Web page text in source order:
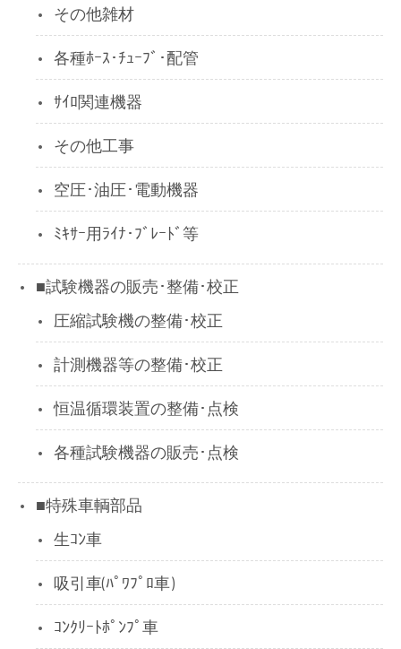
その他雑材
各種ﾎｰｽ･ﾁｭｰﾌﾞ･配管
ｻｲﾛ関連機器
その他工事
空圧･油圧･電動機器
ﾐｷｻｰ用ﾗｲﾅ･ﾌﾞﾚｰﾄﾞ等
■試験機器の販売･整備･校正
圧縮試験機の整備･校正
計測機器等の整備･校正
恒温循環装置の整備･点検
各種試験機器の販売･点検
■特殊車輌部品
生ｺﾝ車
吸引車(ﾊﾟﾜﾌﾟﾛ車)
ｺﾝｸﾘｰﾄﾎﾟﾝﾌﾟ車